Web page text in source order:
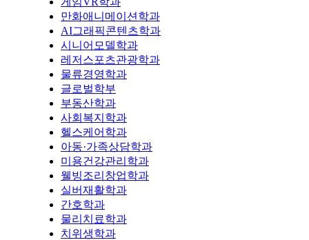
만화애니메이션학과
AI그래픽콘텐츠학과
시니어모델학과
레저스포츠관광학과
물류경영학과
글로벌학부
부동산학과
사회복지학과
헬스케어학과
아동·가족상담학과
미용건강관리학과
웰빙조리창업학과
실버재활학과
간호학과
물리치료학과
치위생학과